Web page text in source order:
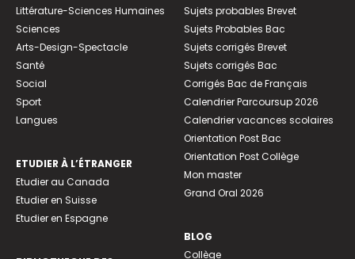
Littérature-Sciences Humaines
Sciences
Arts-Design-Spectacle
Santé
Social
Sport
Langues
ETUDIER À L’ÉTRANGER
Etudier au Canada
Etudier en Suisse
Etudier en Espagne
Sujets probables Brevet
Sujets Probables Bac
Sujets corrigés Brevet
Sujets corrigés Bac
Corrigés Bac de Français
Calendrier Parcoursup 2026
Calendrier vacances scolaires
Orientation Post Bac
Orientation Post Collège
Mon master
Grand Oral 2026
BLOG
Collège